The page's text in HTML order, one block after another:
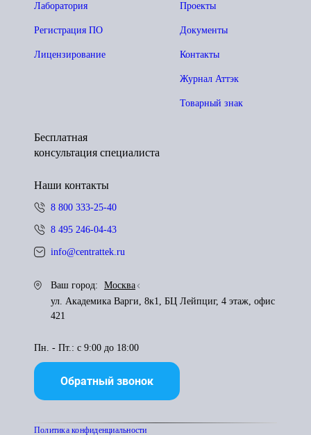
Проекты
Документы
Контакты
Журнал Аттэк
Товарный знак
Лаборатория
Регистрация ПО
Лицензирование
Бесплатная
консультация специалиста
Наши контакты
8 800 333-25-40
8 495 246-04-43
info@centrattek.ru
Ваш город:
Москва
ул. Академика Варги, 8к1, БЦ Лейпциг, 4 этаж, офис
421
Пн. - Пт.: с 9:00 до 18:00
Обратный звонок
Политика конфиденциальности